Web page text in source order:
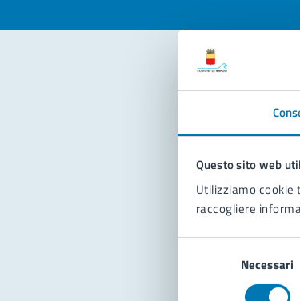
Questo sito web
Utilizziamo cookie
raccogliere
Necessari